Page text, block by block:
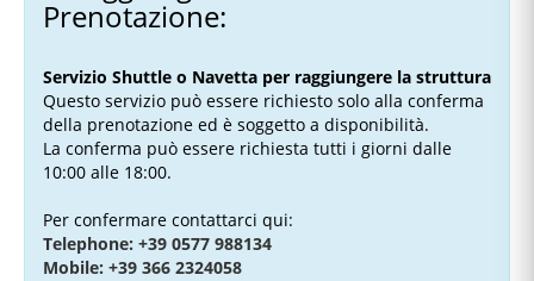
Prenotazione:
Servizio Shuttle o Navetta per raggiungere la struttura
Questo servizio può essere richiesto solo alla conferma
della prenotazione ed è soggetto a disponibilità.
La conferma può essere richiesta tutti i giorni dalle
10:00 alle 18:00.
Per confermare contattarci qui:
Telephone: +39 0577 988134
Mobile: +39 366 2324058